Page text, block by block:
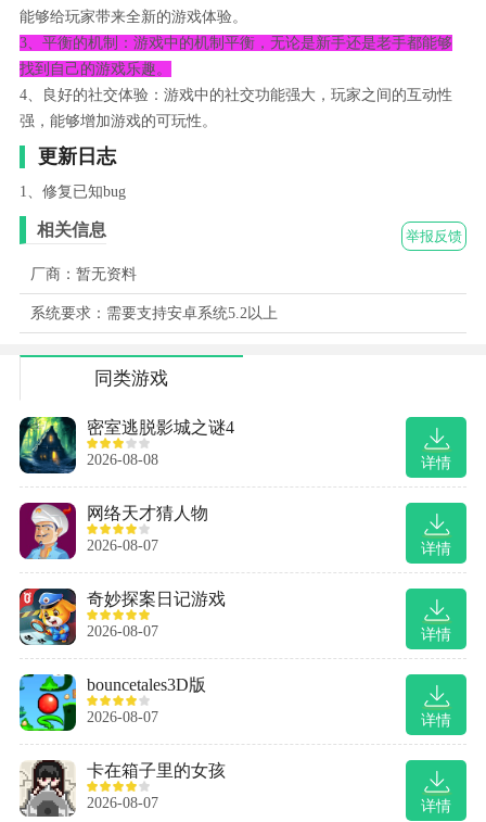
能够给玩家带来全新的游戏体验。
3、平衡的机制：游戏中的机制平衡，无论是新手还是老手都能够
找到自己的游戏乐趣。
4、良好的社交体验：游戏中的社交功能强大，玩家之间的互动性
强，能够增加游戏的可玩性。
更新日志
1、修复已知bug
举报反馈
相关信息
厂商：暂无资料
系统要求：需要支持安卓系统5.2以上
同类游戏
详情
密室逃脱影城之谜4
2026-08-08
详情
网络天才猜人物
2026-08-07
详情
奇妙探案日记游戏
2026-08-07
详情
bouncetales3D版
2026-08-07
详情
卡在箱子里的女孩
2026-08-07